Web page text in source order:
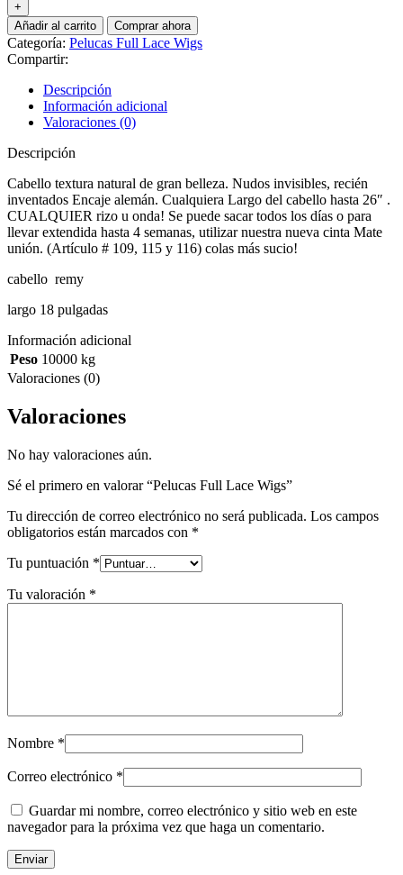
Añadir al carrito Comprar ahora
Categoría: Pelucas Full Lace Wigs
Compartir:
Descripción
Información adicional
Valoraciones (0)
Descripción
Cabello textura natural de gran belleza. Nudos invisibles, recién
inventados Encaje alemán. Cualquiera Largo del cabello hasta 26″ .
CUALQUIER rizo u onda! Se puede sacar todos los días o para
llevar extendida hasta 4 semanas, utilizar nuestra nueva cinta Mate
unión. (Artículo # 109, 115 y 116) colas más sucio!
cabello remy
largo 18 pulgadas
Información adicional
Peso 10000 kg
Valoraciones (0)
Valoraciones
No hay valoraciones aún.
Sé el primero en valorar “Pelucas Full Lace Wigs”
Tu dirección de correo electrónico no será publicada. Los campos
obligatorios están marcados con *
Tu puntuación *
Tu valoración *
Nombre *
Correo electrónico *
Guardar mi nombre, correo electrónico y sitio web en este
navegador para la próxima vez que haga un comentario.